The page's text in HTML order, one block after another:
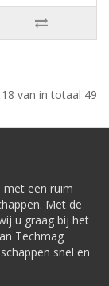
van in totaal 49
met een ruim
Met de
u graag bij het
Techmag
snel en